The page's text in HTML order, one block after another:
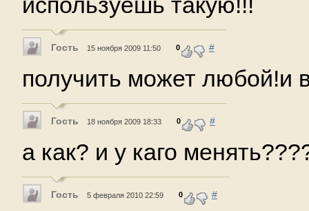
Гость 15 ноября 2009 11:50 0 #
получить может любой!и
Гость 18 ноября 2009 18:33 0 #
а как? и у каго
Гость 5 февраля 2010 22:59 0 #